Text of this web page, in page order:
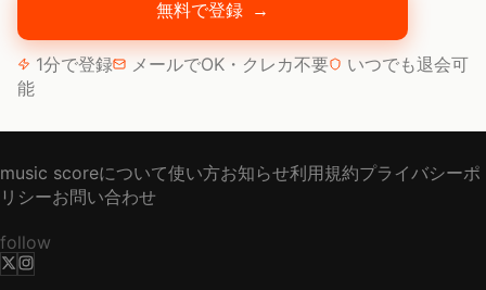
無料で登録 →
1分で登録 メールでOK・クレカ不要
いつでも退会可
能
music scoreについて使い方お知らせ利用規約プライバシーポ
リシーお問い合わせ
follow